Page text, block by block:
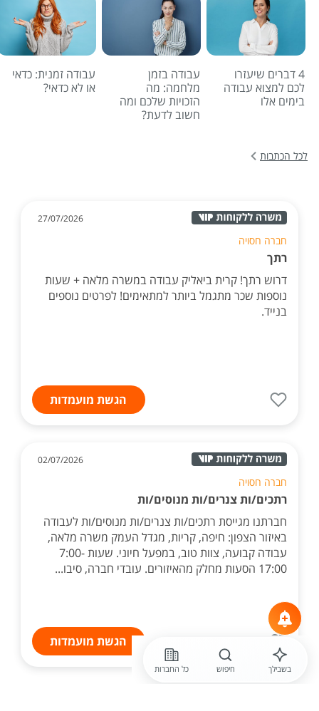
4 דברים שיעזרו
לכם למצוא עבודה
בימים אלו
עבודה בזמן
מלחמה: מה
הזכויות שלכם ומה
חשוב לדעת?
עבודה זמנית: כדאי
או לא כדאי?
לכל הכתבות
27/07/2026
חברה חסויה
רתך
דרוש רתך! קרית ביאליק עבודה במשרה מלאה + שעות
נוספות שכר מתגמל ביותר למתאימים! לפרטים נוספים
בנייד.
הגשת מועמדות
02/07/2026
חברה חסויה
רתכים/ות צנרים/ות מנוסים/ות
חברתנו מגייסת רתכים/ות צנרים/ות מנוסים/ות לעבודה
באיזור הצפון: חיפה, קריות, מגדל העמק משרה מלאה,
עבודה קבועה, צוות טוב, במפעל חיוני. שעות 7:00-
17:00 הסעות מחלק מהאיזורים. עובדי חברה, סיבו...
הגשת מועמדות
בשבילך חיפוש כל החברות